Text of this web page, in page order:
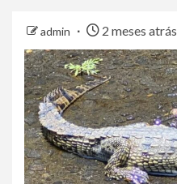
admin 2 meses atrás